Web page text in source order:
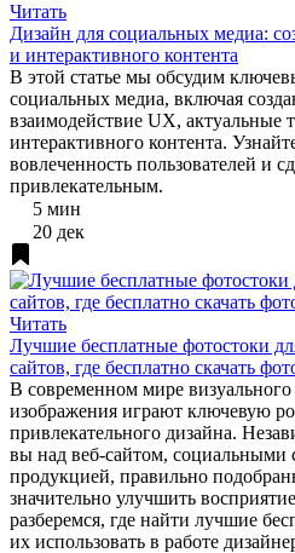
Читать
Дизайн для социальных медиа:
и интерактивного контента
В этой статье мы обсудим
социальных медиа, включая
взаимодействие UX,
интерактивного контента.
вовлеченность пользователей и
привлекательным.
5 мин
20 дек
Читать
Лучшие бесплатные фотостоки
сайтов, где бесплатно скачать
В современном мире визуального
изображения играют ключевую
привлекательного дизайна.
вы над веб-сайтом, социальными
продукцией, правильно
значительно улучшить
разберемся, где найти лучшие
их использовать в работе